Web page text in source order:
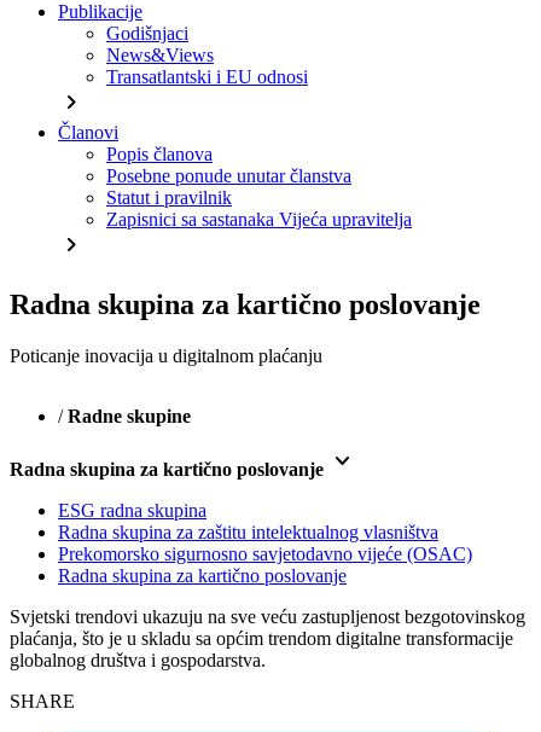
Publikacije
Godišnjaci
News&Views
Transatlantski i EU odnosi
chevron_right
Članovi
Popis članova
Posebne ponude unutar članstva
Statut i pravilnik
Zapisnici sa sastanaka Vijeća upravitelja
chevron_right
Radna skupina za kartično poslovanje
Poticanje inovacija u digitalnom plaćanju
/Radne skupine
Radna skupina za kartično poslovanje keyboard_arrow_down
ESG radna skupina
Radna skupina za zaštitu intelektualnog vlasništva
Prekomorsko sigurnosno savjetodavno vijeće (OSAC)
Radna skupina za kartično poslovanje
Svjetski trendovi ukazuju na sve veću zastupljenost bezgotovinskog
plaćanja, što je u skladu sa općim trendom digitalne transformacije
globalnog društva i gospodarstva.
SHARE